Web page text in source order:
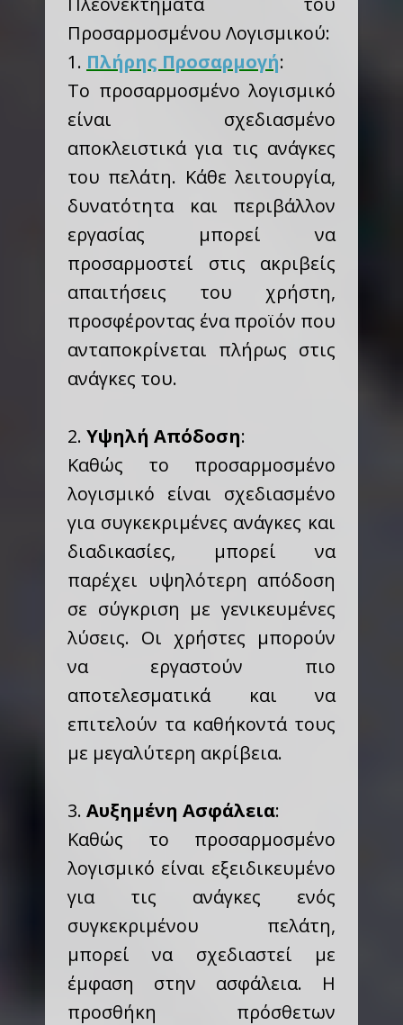
Προσαρμοσμένου Λογισμικού:
1. Πλήρης Προσαρμογή:
Το προσαρμοσμένο λογισμικό
είναι σχεδιασμένο
αποκλειστικά για τις ανάγκες
του πελάτη. Κάθε λειτουργία,
δυνατότητα και περιβάλλον
εργασίας μπορεί να
προσαρμοστεί στις ακριβείς
απαιτήσεις του χρήστη,
προσφέροντας ένα προϊόν που
ανταποκρίνεται πλήρως στις
ανάγκες του.
2. Υψηλή Απόδοση:
Καθώς το προσαρμοσμένο
λογισμικό είναι σχεδιασμένο
για συγκεκριμένες ανάγκες και
διαδικασίες, μπορεί να
παρέχει υψηλότερη απόδοση
σε σύγκριση με γενικευμένες
λύσεις. Οι χρήστες μπορούν
να εργαστούν πιο
αποτελεσματικά και να
επιτελούν τα καθήκοντά τους
με μεγαλύτερη ακρίβεια.
3. Αυξημένη Ασφάλεια:
Καθώς το προσαρμοσμένο
λογισμικό είναι εξειδικευμένο
για τις ανάγκες ενός
συγκεκριμένου πελάτη,
μπορεί να σχεδιαστεί με
έμφαση στην ασφάλεια. Η
προσθήκη πρόσθετων